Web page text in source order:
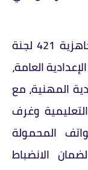
وعلى صعيد التعليم، أعلن المحافظ جاهزية 421 لجنة
الإعدادية العامة،
بالإعدادية المهنية، مع
وغرف
المحمولة
الانضباط